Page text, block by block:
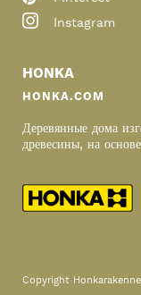
Instagram
HONKA
HONKA.COM
Деревянные дома
древесины, на
Copyright